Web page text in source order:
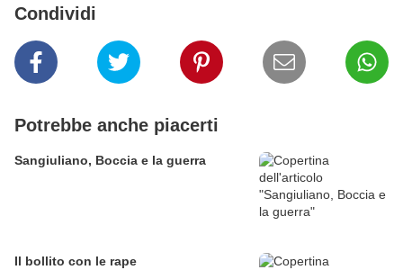
Condividi
Potrebbe anche piacerti
Sangiuliano, Boccia e la guerra
Il bollito con le rape